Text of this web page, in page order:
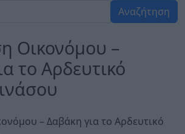
Αναζήτηση
Οικονόμου –
το Αρδευτικό